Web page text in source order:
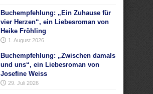
Buchempfehlung: „Ein Zuhause für
vier Herzen“, ein Liebesroman von
Heike Fröhling
1. August 2026
Buchempfehlung: „Zwischen damals
und uns“, ein Liebesroman von
Josefine Weiss
29. Juli 2026